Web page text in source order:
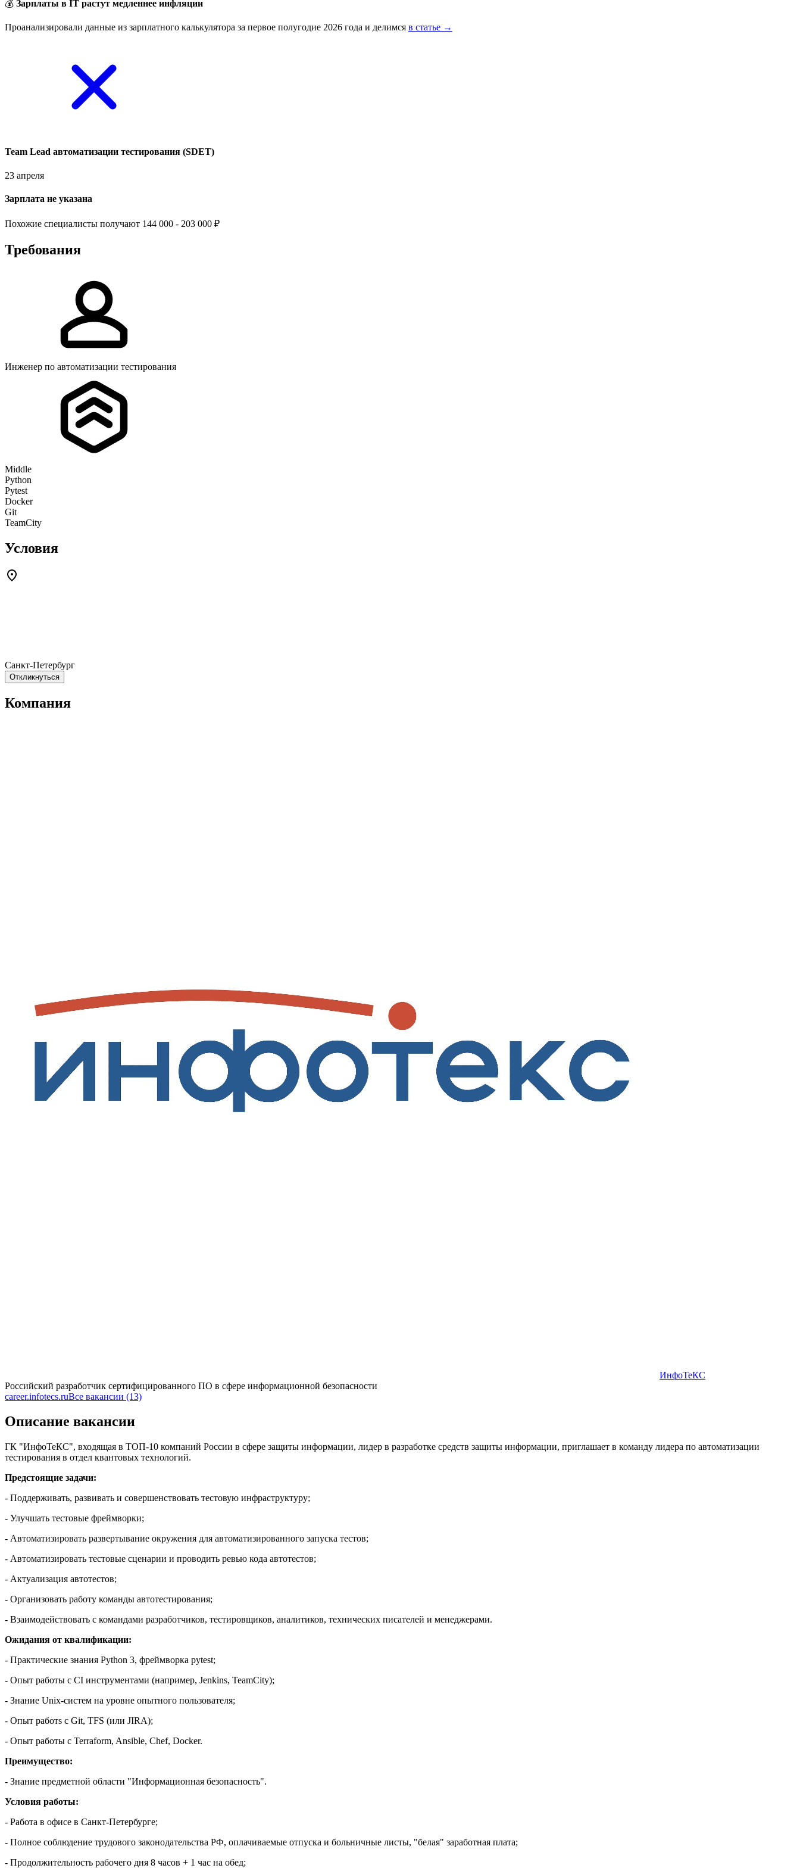
💰 Зарплаты в IT растут медленнее инфляции
Проанализировали данные из зарплатного калькулятора за первое полугодие 2026 года и делимся в статье →
Team Lead автоматизации тестирования (SDET)
23 апреля
Зарплата не указана
Похожие специалисты получают 144 000 - 203 000 ₽
Требования
Инженер по автоматизации тестирования
Middle
Python
Pytest
Docker
Git
TeamCity
Условия
Санкт-Петербург
Откликнуться
Компания
ИнфоТеКС
Российский разработчик сертифицированного ПО в сфере информационной безопасности
career.infotecs.ruВсе вакансии (13)
Описание вакансии
ГК "ИнфоТеКС", входящая в ТОП-10 компаний России в сфере защиты информации, лидер в разработке средств защиты информации, приглашает в команду лидера по автоматизации
тестирования в отдел квантовых технологий.
Предстоящие задачи:
- Поддерживать, развивать и совершенствовать тестовую инфраструктуру;
- Улучшать тестовые фреймворки;
- Автоматизировать развертывание окружения для автоматизированного запуска тестов;
- Автоматизировать тестовые сценарии и проводить ревью кода автотестов;
- Актуализация автотестов;
- Организовать работу команды автотестирования;
- Взаимодействовать с командами разработчиков, тестировщиков, аналитиков, технических писателей и менеджерами.
Ожидания от квалификации:
- Практические знания Python 3, фреймворка pytest;
- Опыт работы с CI инструментами (например, Jenkins, TeamCity);
- Знание Unix-систем на уровне опытного пользователя;
- Опыт работs c Git, TFS (или JIRA);
- Опыт работы с Terraform, Ansible, Chef, Docker.
Преимущество:
- Знание предметной области "Информационная безопасность".
Условия работы:
- Работа в офисе в Санкт-Петербурге;
- Полное соблюдение трудового законодательства РФ, оплачиваемые отпуска и больничные листы, "белая" заработная плата;
- Продолжительность рабочего дня 8 часов + 1 час на обед;